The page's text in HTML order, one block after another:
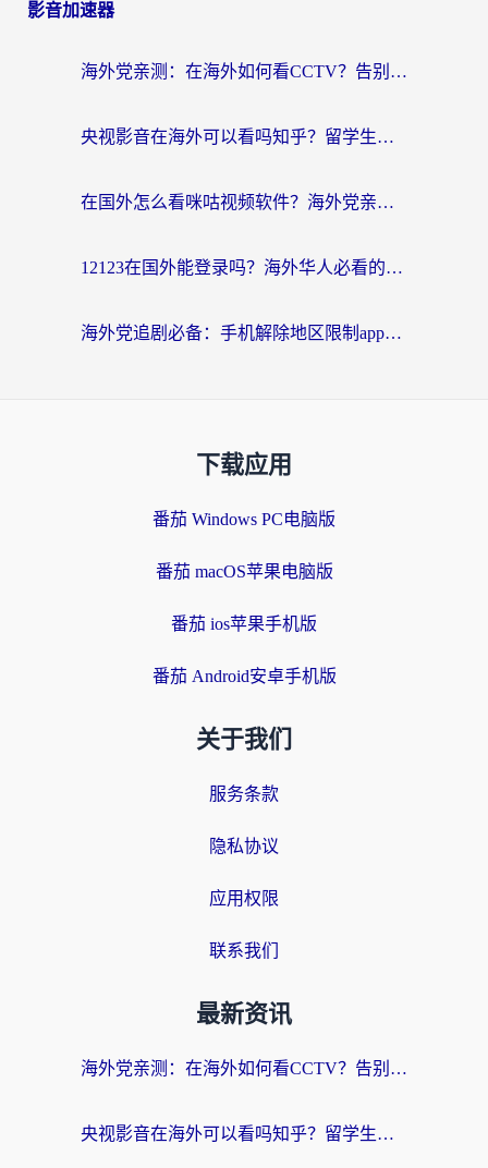
影音加速器
海外党亲测：在海外如何看CCTV？告别“仅限大陆播放”的实用指南
央视影音在海外可以看吗知乎？留学生亲测：3步解决地域限制+追剧自由
在国外怎么看咪咕视频软件？海外党亲测有效的回国加速方案
12123在国外能登录吗？海外华人必看的回国加速实用指南
海外党追剧必备：手机解除地区限制app怎么选？解决央视视频&国内剧地区限制全指南
下载应用
番茄 Windows PC电脑版
番茄 macOS苹果电脑版
番茄 ios苹果手机版
番茄 Android安卓手机版
关于我们
服务条款
隐私协议
应用权限
联系我们
最新资讯
海外党亲测：在海外如何看CCTV？告别“仅限大陆播放”的实用指南
央视影音在海外可以看吗知乎？留学生亲测：3步解决地域限制+追剧自由